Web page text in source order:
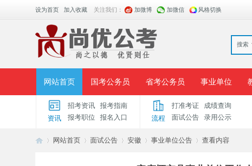
设为首页 加入收藏 关注我们： 加微博 加微信 风格切换
搜索
网站首页 国考公务员 省考公务员 事业单位
面授课程 招考公告 面试公告 报考指导
时政热点 视频课堂 名师团队 学员风采
资讯
招考资讯
报考指南
报考职位
报名入口 流程
打准考证
成绩查询
面试公告
录用公示
网站首页 面试公告 安徽 事业单位公告 查看内容